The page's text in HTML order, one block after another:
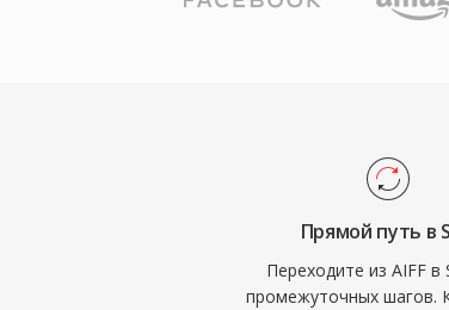
Прямой путь в
Переходите из AIFF в
промежуточных шагов.